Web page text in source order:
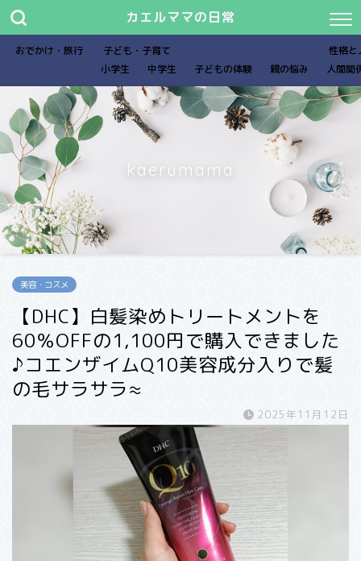
カエルママの日常
おでかけ・旅行
子ども・子育て
小学生
中学生 子どもの体験 親の悩み
性格と
人間関
kaerumama
美容・コスメ
【DHC】白髪染めトリートメントを
60％OFFの1,100円で購入できました
♪コエンザイムQ10美容成分入りで髪
の毛サラサラ≈
2025年11月12日